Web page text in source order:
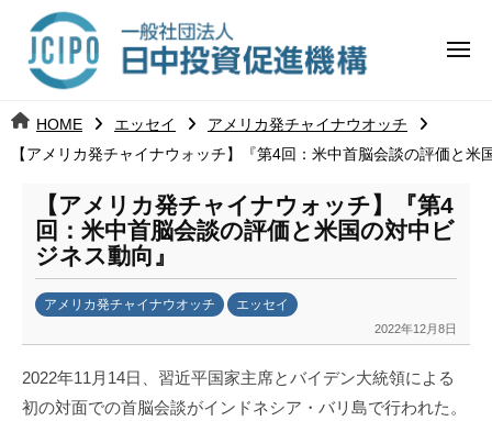
ツ 日
中
投
資
促
進
機
j
c
メ
HOME エッセイ
アメリカ発チャイナウオッチ
【アメリカ発チャイナウォッチ】『第4回：米中首脳会談の評価と米
【アメリカ発チャイナウォッチ】『第4
回：米中首脳会談の評価と米国の対中ビ
ジネス動向』
アメリカ発チャイナウオッチ エッセイ
2022年12月8日
日
中
2022年11月14日、習近平国家主席とバイデン大統領による
初の対面での首脳会談がインドネシア・バリ島で行われた。
日
中
資
進
機
構